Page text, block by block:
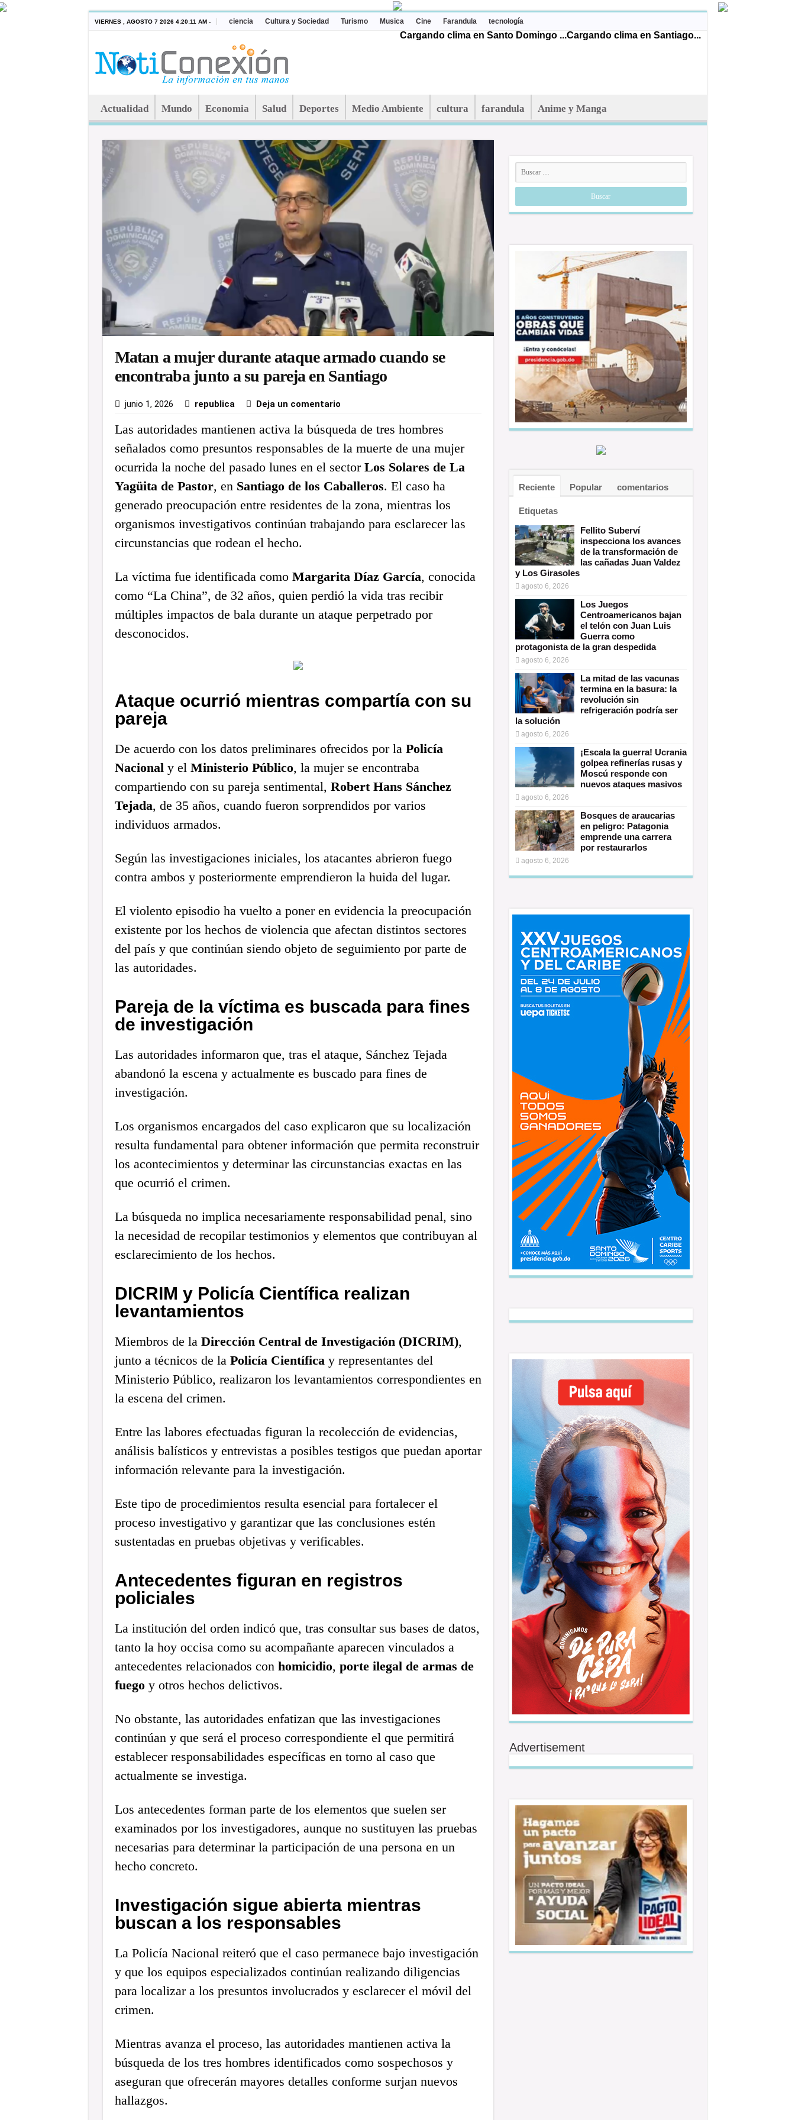
VIERNES , AGOSTO 7 2026 4:20:11 AM - ciencia Cultura y Sociedad Turismo Musica Cine Farandula tecnología
Cargando clima en Santo Domingo ...Cargando clima en Santiago...
Actualidad Mundo Economia Salud Deportes Medio Ambiente cultura farandula Anime y Manga
Matan a mujer durante ataque armado cuando se
encontraba junto a su pareja en Santiago
junio 1, 2026 republica Deja un comentario
Las autoridades mantienen activa la búsqueda de tres hombres
señalados como presuntos responsables de la muerte de una mujer
ocurrida la noche del pasado lunes en el sector Los Solares de La
Yagüita de Pastor, en Santiago de los Caballeros. El caso ha
generado preocupación entre residentes de la zona, mientras los
organismos investigativos continúan trabajando para esclarecer las
circunstancias que rodean el hecho.
La víctima fue identificada como Margarita Díaz García, conocida
como “La China”, de 32 años, quien perdió la vida tras recibir
múltiples impactos de bala durante un ataque perpetrado por
desconocidos.
Ataque ocurrió mientras compartía con su
pareja
De acuerdo con los datos preliminares ofrecidos por la Policía
Nacionaly el Ministerio Público, la mujer se encontraba
compartiendo con su pareja sentimental, Robert Hans Sánchez
Tejada, de 35 años, cuando fueron sorprendidos por varios
individuos armados.
Según las investigaciones iniciales, los atacantes abrieron fuego
contra ambos y posteriormente emprendieron la huida del lugar.
El violento episodio ha vuelto a poner en evidencia la preocupación
existente por los hechos de violencia que afectan distintos sectores
del país y que continúan siendo objeto de seguimiento por parte de
las autoridades.
Pareja de la víctima es buscada para fines
de investigación
Las autoridades informaron que, tras el ataque, Sánchez Tejada
abandonó la escena y actualmente es buscado para fines de
investigación.
Los organismos encargados del caso explicaron que su localización
resulta fundamental para obtener información que permita reconstruir
los acontecimientos y determinar las circunstancias exactas en las
que ocurrió el crimen.
La búsqueda no implica necesariamente responsabilidad penal, sino
la necesidad de recopilar testimonios y elementos que contribuyan al
esclarecimiento de los hechos.
DICRIM y Policía Científica realizan
levantamientos
Miembros de la Dirección Central de Investigación (DICRIM),
junto a técnicos de la Policía Científicay representantes del
Ministerio Público, realizaron los levantamientos correspondientes en
la escena del crimen.
Entre las labores efectuadas figuran la recolección de evidencias,
análisis balísticos y entrevistas a posibles testigos que puedan aportar
información relevante para la investigación.
Este tipo de procedimientos resulta esencial para fortalecer el
proceso investigativo y garantizar que las conclusiones estén
sustentadas en pruebas objetivas y verificables.
Antecedentes figuran en registros
policiales
La institución del orden indicó que, tras consultar sus bases de datos,
tanto la hoy occisa como su acompañante aparecen vinculados a
antecedentes relacionados con homicidio, porte ilegal de armas de
fuegoy otros hechos delictivos.
No obstante, las autoridades enfatizan que las investigaciones
continúan y que será el proceso correspondiente el que permitirá
establecer responsabilidades específicas en torno al caso que
actualmente se investiga.
Los antecedentes forman parte de los elementos que suelen ser
examinados por los investigadores, aunque no sustituyen las pruebas
necesarias para determinar la participación de una persona en un
hecho concreto.
Investigación sigue abierta mientras
buscan a los responsables
La Policía Nacional reiteró que el caso permanece bajo investigación
y que los equipos especializados continúan realizando diligencias
para localizar a los presuntos involucrados y esclarecer el móvil del
crimen.
Mientras avanza el proceso, las autoridades mantienen activa la
búsqueda de los tres hombres identificados como sospechosos y
aseguran que ofrecerán mayores detalles conforme surjan nuevos
hallazgos.
Reciente Popular comentarios
Etiquetas
Fellito Suberví
inspecciona los avances
de la transformación de
las cañadas Juan Valdez
y Los Girasoles
agosto 6, 2026
Los Juegos
Centroamericanos bajan
el telón con Juan Luis
Guerra como
protagonista de la gran despedida
agosto 6, 2026
La mitad de las vacunas
termina en la basura: la
revolución sin
refrigeración podría ser
la solución
agosto 6, 2026
¡Escala la guerra! Ucrania
golpea refinerías rusas y
Moscú responde con
nuevos ataques masivos
agosto 6, 2026
Bosques de araucarias
en peligro: Patagonia
emprende una carrera
por restaurarlos
agosto 6, 2026
Advertisement